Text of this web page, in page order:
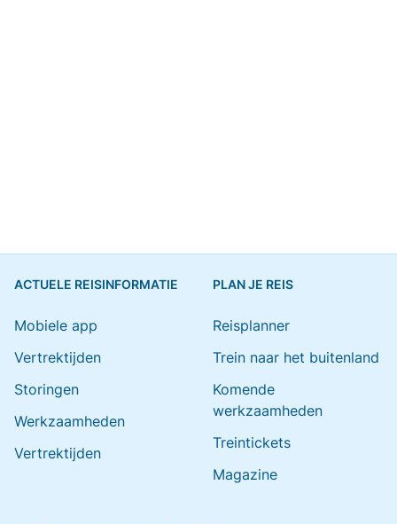
ACTUELE REISINFORMATIE
Mobiele app
Vertrektijden
Storingen
Werkzaamheden
Vertrektijden
PLAN JE REIS
Reisplanner
Trein naar het buitenland
Komende
werkzaamheden
Treintickets
Magazine